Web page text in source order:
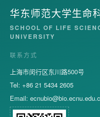
华东师范大学生命
SCHOOL OF LIFE
UNIVERSITY
联系方式
上海市闵行区东川路500号
Tel: +86 21 5434 2605
Email: